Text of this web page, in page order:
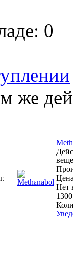
0
же
Нет